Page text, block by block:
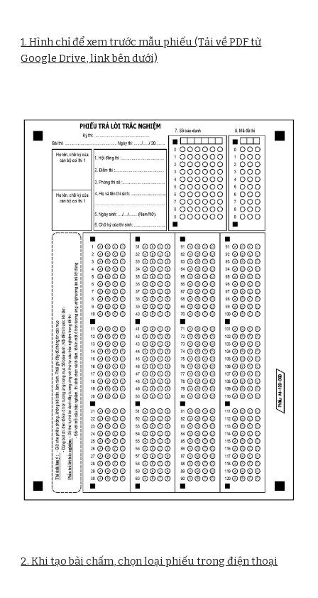
1. Hình chỉ để xem trước mẫu phiếu (Tải về PDF từ
Google Drive, link bên dưới)
2. Khi tạo bài chấm, chọn loại phiếu trong điện thoại